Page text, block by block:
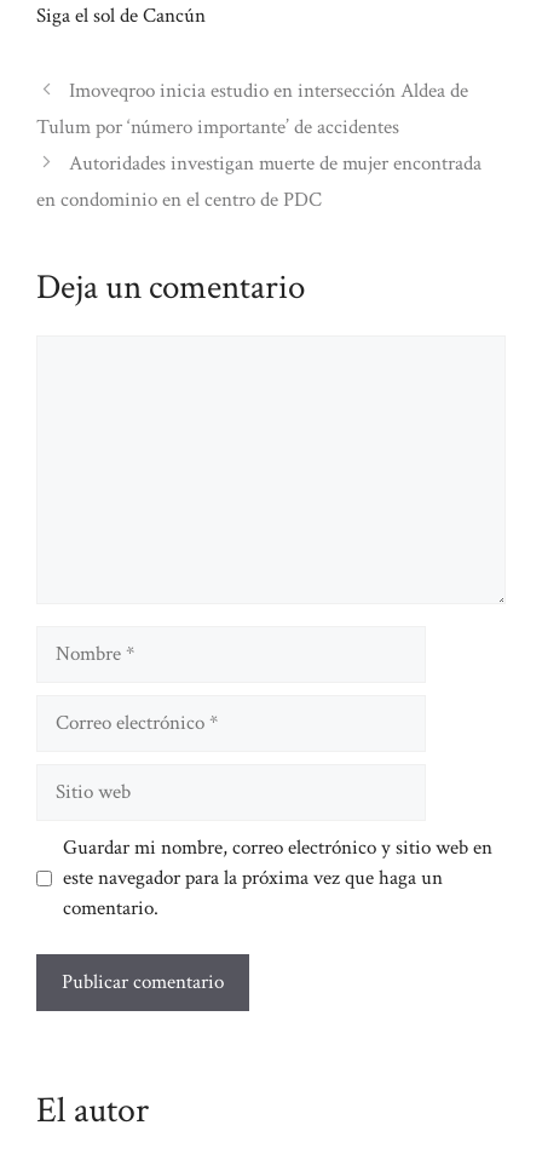
Siga el sol de Cancún
Imoveqroo inicia estudio en intersección Aldea de
Tulum por ‘número importante’ de accidentes
Autoridades investigan muerte de mujer encontrada
en condominio en el centro de PDC
Deja un comentario
Nombre
electrónico
web
Guardar mi nombre, correo electrónico y sitio web en
este navegador para la próxima vez que haga un
comentario.
El autor